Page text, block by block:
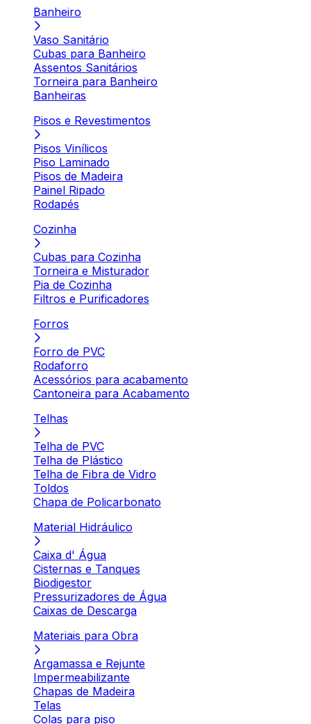
Banheiro
Vaso Sanitário
Cubas para Banheiro
Assentos Sanitários
Torneira para Banheiro
Banheiras
Pisos e Revestimentos
Pisos Vinílicos
Piso Laminado
Pisos de Madeira
Painel Ripado
Rodapés
Cozinha
Cubas para Cozinha
Torneira e Misturador
Pia de Cozinha
Filtros e Purificadores
Forros
Forro de PVC
Rodaforro
Acessórios para acabamento
Cantoneira para Acabamento
Telhas
Telha de PVC
Telha de Plástico
Telha de Fibra de Vidro
Toldos
Chapa de Policarbonato
Material Hidráulico
Caixa d' Água
Cisternas e Tanques
Biodigestor
Pressurizadores de Água
Caixas de Descarga
Materiais para Obra
Argamassa e Rejunte
Impermeabilizante
Chapas de Madeira
Telas
Colas para piso